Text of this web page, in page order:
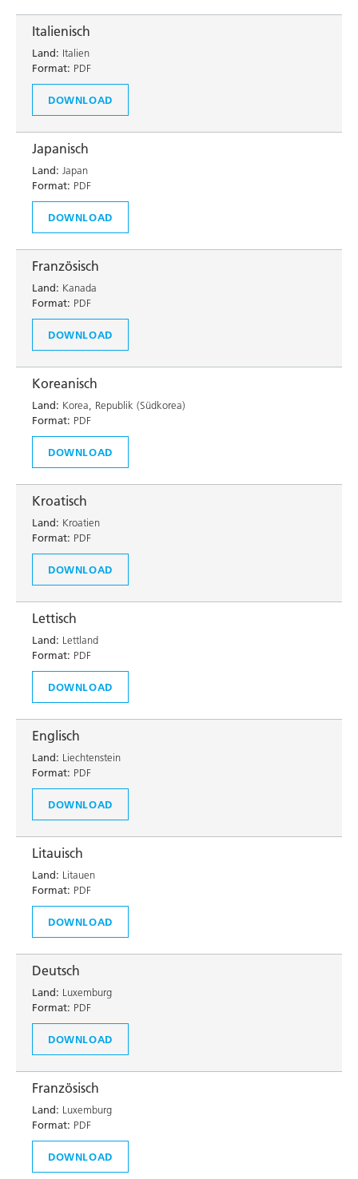
Italienisch
Land: Italien
Format: PDF
DOWNLOAD
Japanisch
Land: Japan
Format: PDF
DOWNLOAD
Französisch
Land: Kanada
Format: PDF
DOWNLOAD
Koreanisch
Land: Korea, Republik (Südkorea)
Format: PDF
DOWNLOAD
Kroatisch
Land: Kroatien
Format: PDF
DOWNLOAD
Lettisch
Land: Lettland
Format: PDF
DOWNLOAD
Englisch
Land: Liechtenstein
Format: PDF
DOWNLOAD
Litauisch
Land: Litauen
Format: PDF
DOWNLOAD
Deutsch
Land: Luxemburg
Format: PDF
DOWNLOAD
Französisch
Land: Luxemburg
Format: PDF
DOWNLOAD